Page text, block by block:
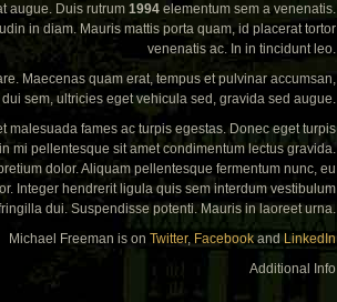
augue. Duis rutrum 1994 elementum sem a venenatis.
in diam. Mauris mattis porta quam, id placerat tortor
venenatis ac. In in tincidunt leo.
Maecenas quam erat, tempus et pulvinar accumsan,
sem, ultricies eget vehicula sed, gravida sed augue.
malesuada fames ac turpis egestas. Donec eget turpis
mi pellentesque sit amet condimentum lectus gravida.
dolor. Aliquam pellentesque fermentum nunc, eu
Integer hendrerit ligula quis sem interdum vestibulum
dui. Suspendisse potenti. Mauris in laoreet urna.
Michael Freeman is on Twitter, Facebook and LinkedIn
Additional Info